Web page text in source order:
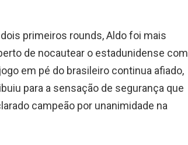
primeiros rounds, Aldo foi mais
de nocautear o estadunidense com
em pé do brasileiro continua afiado,
para a sensação de segurança que
campeão por unanimidade na